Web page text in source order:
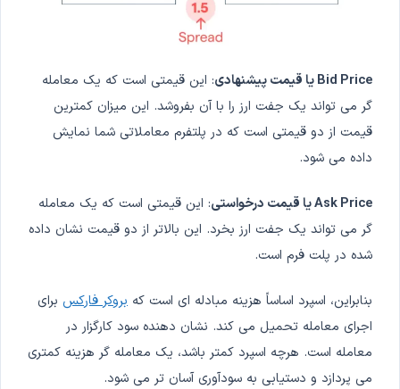
Bid Price یا قیمت پیشنهادی
: این قیمتی است که یک معامله
گر می تواند یک جفت ارز را با آن بفروشد. این میزان کمترین
قیمت از دو قیمتی است که در پلتفرم معاملاتی شما نمایش
داده می شود.
Ask Price یا قیمت درخواستی
: این قیمتی است که یک معامله
گر می تواند یک جفت ارز بخرد. این بالاتر از دو قیمت نشان داده
شده در پلت فرم است.
بنابراین، اسپرد اساساً هزینه مبادله ای است که بروکر فارکس برای
اجرای معامله تحمیل می کند. نشان دهنده سود کارگزار در
معامله است. هرچه اسپرد کمتر باشد، یک معامله گر هزینه کمتری
می پردازد و دستیابی به سودآوری آسان تر می شود.